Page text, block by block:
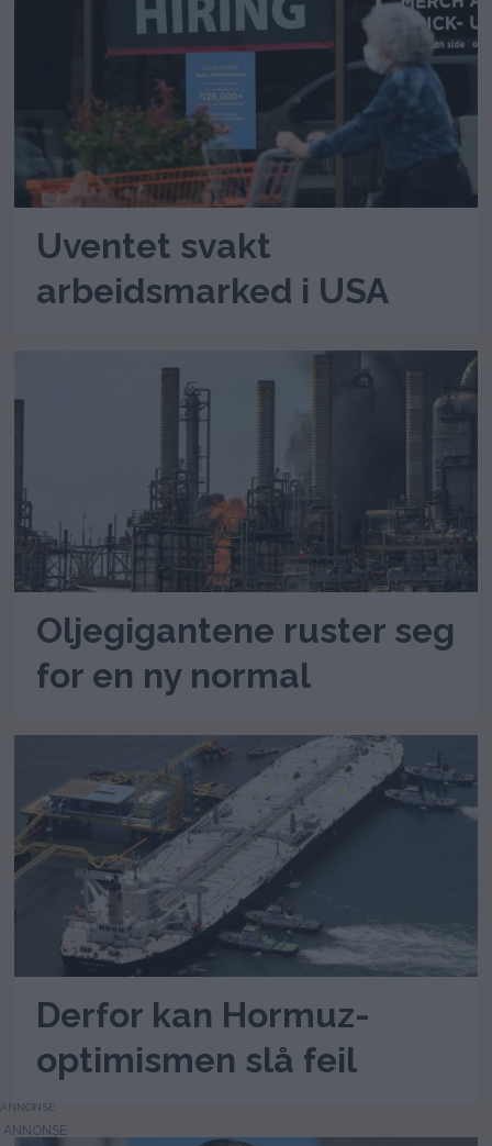
Uventet svakt
arbeidsmarked i USA
Oljegigantene ruster seg
for en ny normal
Derfor kan Hormuz-
optimismen slå feil
ANNONSE